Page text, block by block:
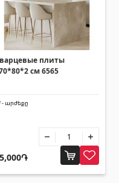
плиты
см 6565
- արժեքը